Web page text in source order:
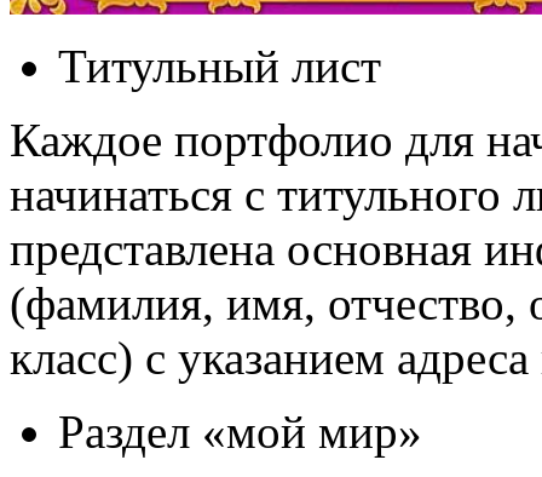
Титульный лист
Каждое портфолио для
начинаться с титульного
представлена основная
(фамилия, имя, отчество,
класс) с указанием
Раздел «мой мир»